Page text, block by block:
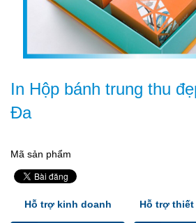
In Hộp bánh trung thu
Đa
Mã sản phẩm
Hỗ trợ kinh doanh Hỗ trợ thiết